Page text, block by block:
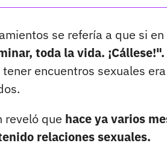
se refería a que si
toda la vida. ¡Cállese!".
encuentros sexuales era
reveló que hace ya varios
relaciones sexuales.